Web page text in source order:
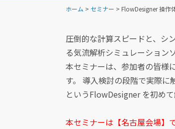
ホーム > セミナー > FlowDesigner 操作
圧倒的な計算スピードと、シ
る気流解析シミュレーション
本セミナーは、参加者の皆様
す。 導入検討の段階で実際に
というFlowDesigner を初め
本セミナーは【名古屋会場】